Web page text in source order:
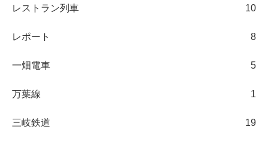
レストラン列車 10
レポート 8
一畑電車 5
万葉線 1
三岐鉄道 19